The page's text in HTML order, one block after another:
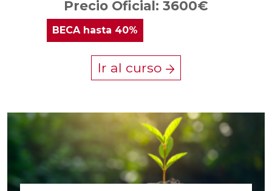
Precio Oficial: 3600€
BECAhasta 40%
Ir al curso